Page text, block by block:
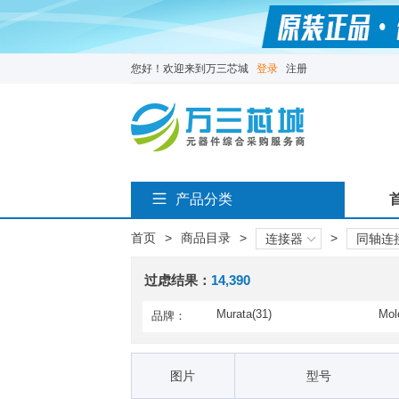
您好！欢迎来到万三芯城 登录 注册
产品分类
首页 > 商品目录 > 连接器 > 同轴连
过虑结果： 14,390
品牌： Murata(31)
ectivity(2,077)
图片 型号